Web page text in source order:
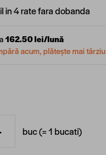
in 4 rate fara dobanda
162.50lei/lună
acum, plătește mai târziu
buc (=1bucati)